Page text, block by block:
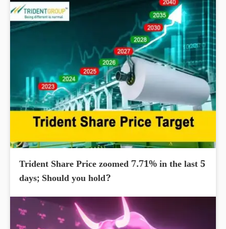
Trident Share Price zoomed 7.71% in the last 5
days; Should you hold?